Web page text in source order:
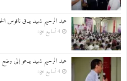
عبد الرحيم شهيد يدق ناقوس
4 أسابيع ago
عبد الرحيم شهيد يدعو إلى
4 أسابيع ago